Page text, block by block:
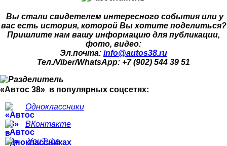
Вы стали свидетелем интересного события или у
вас есть история, которой Вы хотите поделиться?
Пришлите нам вашу информацию для публикации,
фото, видео:
Эл.почта: info@autos38.ru
Тел./Viber/WhatsApp: +7 (902) 544 39 51
«Автос 38» в популярных соцсетях:
Одноклассники
ВКонтакте
YouTube